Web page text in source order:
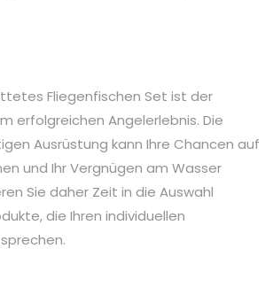
Fliegenfischen Set ist der
erfolgreichen Angelerlebnis. Die
Ausrüstung kann Ihre Chancen auf
und Ihr Vergnügen am Wasser
Sie daher Zeit in die Auswahl
die Ihren individuellen